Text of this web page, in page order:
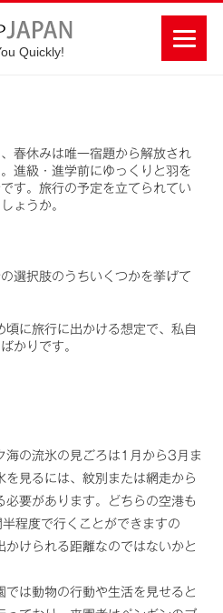
Quickly!
春休みは唯一宿題から解放され
進級・進学前にゆっくりと羽を
す。旅行の予定を立てられてい
ょうか。
選択肢のうちいくつかを挙げて
に旅行に出かける想定で、私自
かりです。
の流氷の見ごろは1月から3月ま
を見るには、紋別または網走から
必要があります。どちらの空港も
程度で行くことができますの
かけられる距離なのではないかと
は動物の行動や生活を見せると